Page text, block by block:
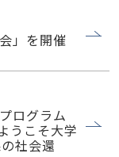
」を開催
ログラム
うこそ大学
社会還